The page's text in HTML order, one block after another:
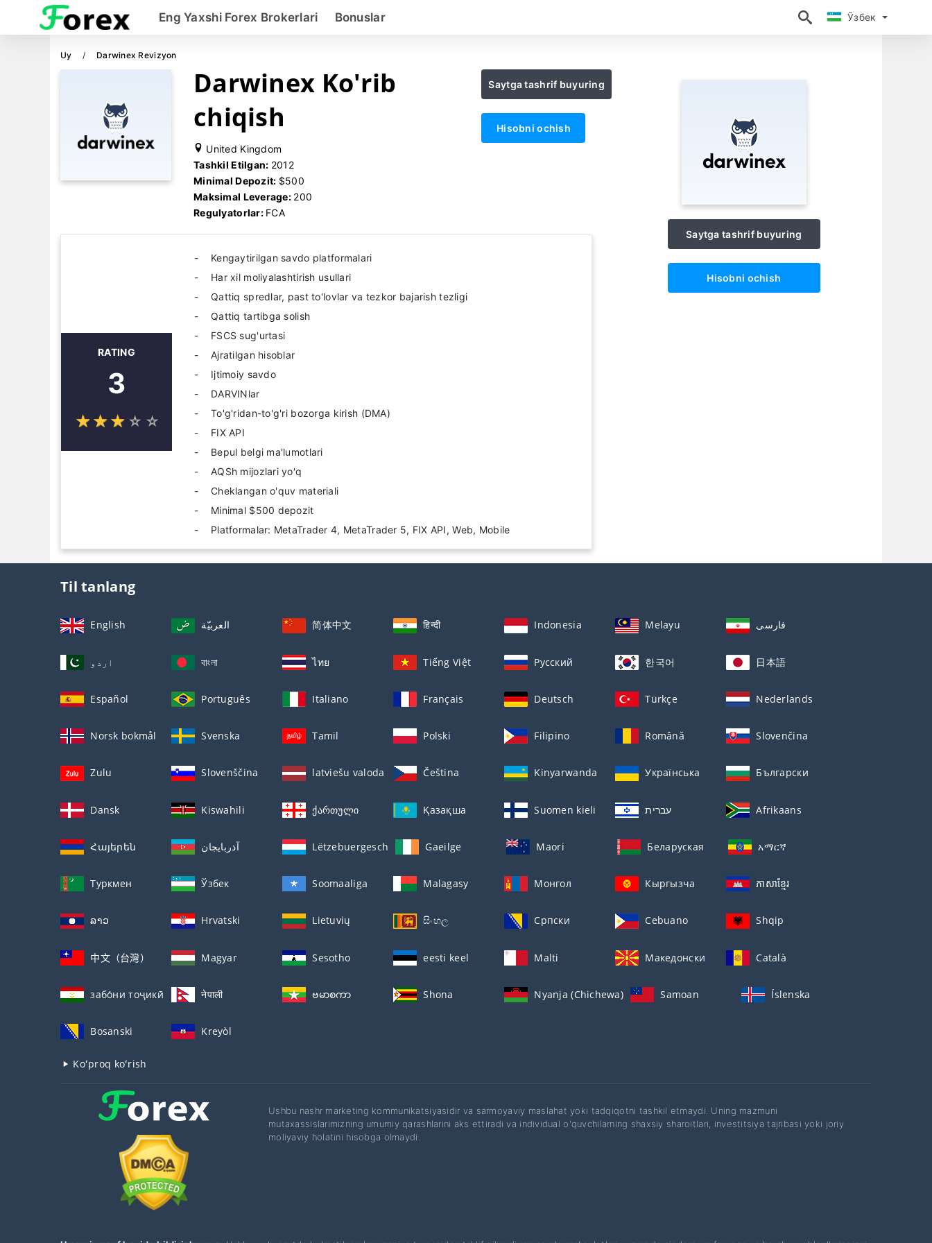
Ўзбек
Eng Yaxshi Forex Brokerlari Bonuslar Ўзбек
Uy Darwinex Revizyon
Darwinex Ko'rib
chiqish
United Kingdom
Tashkil Etilgan: 2012
Minimal Depozit: $500
Maksimal Leverage: 200
Regulyatorlar: FCA
Saytga tashrif buyuring
Hisobni ochish
RATING
3
☆☆☆ ☆ ☆
★★★ ★ ★
Kengaytirilgan savdo platformalari
Har xil moliyalashtirish usullari
Qattiq spredlar, past to'lovlar va tezkor bajarish tezligi
Qattiq tartibga solish
FSCS sug'urtasi
Ajratilgan hisoblar
Ijtimoiy savdo
DARVINlar
To'g'ridan-to'g'ri bozorga kirish (DMA)
FIX API
Bepul belgi ma'lumotlari
AQSh mijozlari yo'q
Cheklangan o'quv materiali
Minimal $500 depozit
Platformalar: MetaTrader 4, MetaTrader 5, FIX API, Web, Mobile
Saytga tashrif buyuring
Hisobni ochish
Til tanlang
English العربيّة 简体中文 हिन्दी Indonesia Melayu فارسی
اردو বাংলা ไทย Tiếng Việt Русский 한국어 日本語
Español Português Italiano Français Deutsch Türkçe Nederlands
Norsk bokmål Svenska Tamil Polski Filipino Română Slovenčina
Zulu Slovenščina latviešu valoda Čeština Kinyarwanda Українська Български
Dansk Kiswahili ქართული Қазақша Suomen kieli עברית Afrikaans
Հայերեն آذربايجان Lëtzebuergesch Gaeilge Maori Беларуская አማርኛ
Туркмен Ўзбек Soomaaliga Malagasy Монгол Кыргызча ភាសាខ្មែរ
ລາວ Hrvatski Lietuvių සිංහල Српски Cebuano Shqip
中文（台灣） Magyar Sesotho eesti keel Malti Македонски Català
забо́ни тоҷикӣ́ नेपाली ဗမာစကာ Shona Nyanja (Chichewa) Samoan Íslenska
Bosanski Kreyòl
Koʻproq koʻrish
Ushbu nashr marketing kommunikatsiyasidir va sarmoyaviy maslahat yoki tadqiqotni tashkil etmaydi. Uning mazmuni
mutaxassislarimizning umumiy qarashlarini aks ettiradi va individual o'quvchilarning shaxsiy sharoitlari, investitsiya tajribasi yoki joriy
moliyaviy holatini hisobga olmaydi.